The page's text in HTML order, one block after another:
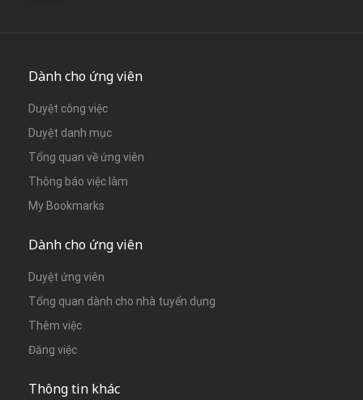
Dành cho ứng viên
Duyệt công việc
Duyệt danh mục
Tổng quan về ứng viên
Thông báo việc làm
My Bookmarks
Dành cho ứng viên
Duyệt ứng viên
Tổng quan dành cho nhà tuyển dụng
Thêm việc
Đăng việc
Thông tin khác